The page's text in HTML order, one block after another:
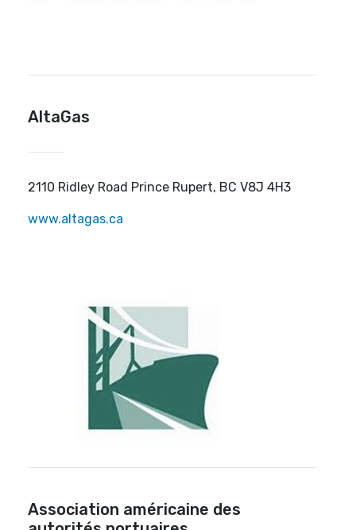
AltaGas
2110 Ridley Road Prince Rupert, BC V8J 4H3
www.altagas.ca
Association américaine des